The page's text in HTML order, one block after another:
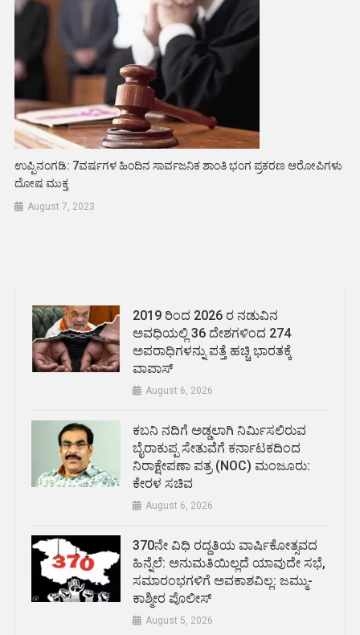
ಉಪ್ಪಿನಂಗಡಿ: 7ವರ್ಷಗಳ ಹಿಂದಿನ ಸಾರ್ವಜನಿಕ ಶಾಂತಿ ಭಂಗ ಪ್ರಕರಣ ಆರೋಪಿಗಳು
ದೋಷ ಮುಕ್ತ
August 7, 2023
2019 ರಿಂದ 2026 ರ ನಡುವಿನ
ಅವಧಿಯಲ್ಲಿ 36 ದೇಶಗಳಿಂದ 274
ಅಪರಾಧಿಗಳನ್ನು ಪತ್ತೆ ಹಚ್ಚಿ ಭಾರತಕ್ಕೆ
ವಾಪಾಸ್
August 6, 2026
ಕಬನಿ ನದಿಗೆ ಅಡ್ಡಲಾಗಿ ನಿರ್ಮಿಸಲಿರುವ
ಬೈರಾಕುಪ್ಪ ಸೇತುವೆಗೆ ಕರ್ನಾಟಕದಿಂದ
ನಿರಾಕ್ಷೇಪಣಾ ಪತ್ರ (NOC) ಮಂಜೂರು:
ಕೇರಳ ಸಚಿವ
August 6, 2026
370ನೇ ವಿಧಿ ರದ್ದತಿಯ ವಾರ್ಷಿಕೋತ್ಸವದ
ಹಿನ್ನೆಲೆ: ಅನುಮತಿಯಿಲ್ಲದೆ ಯಾವುದೇ ಸಭೆ,
ಸಮಾರಂಭಗಳಿಗೆ ಅವಕಾಶವಿಲ್ಲ: ಜಮ್ಮು-
ಕಾಶ್ಮೀರ ಪೊಲೀಸ್
August 5, 2026